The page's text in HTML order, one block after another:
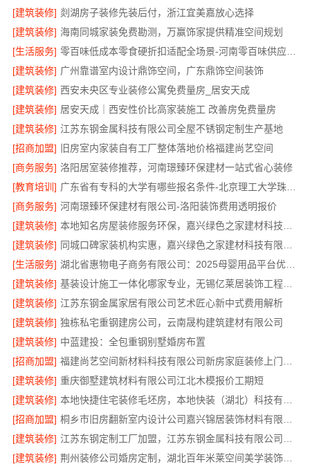
[建筑装修] 剡湖房子装修先装后付，浙江宜美嘉放心选择
[建筑装修] 海南同城家装免费勘测，万赢饰家提供精准空间规划
[生活服务]
零百味低成本零食硬折扣适配全场景-河南零百味供应链有限公司
[建筑装修] 广州靠谱室内设计鼎饰空间，广东鼎饰空间装饰
[建筑装修] 西安未央区专业装修公寓免费量房_居安天成
[建筑装修] 居安天成｜西安性价比高家装施工 改善房免费量房
[建筑装修] 江苏东钢金属科技有限公司全屋不锈钢定制生产基地
[招商加盟]
旧房室内家装自有工厂整体落地价格福建尚艺空间
[商务服务] 洛阳居室装修推荐，河南璟臻环保建材一站式省心装修
[教育培训]
广东省有专科的大学有哪些报名条件-北京理工大学珠海学院继教院
[商务服务] 河南璟臻环保建材有限公司-洛阳装饰费用透明报价
[建筑装修]
[建筑装修]
[生活服务]
湖北省惠物电子商务有限公司：2025母婴用品平台优缺点分析
[建筑装修]
基装设计施工一体化哪家专业，无锡亿莱居装饰工程材料有限公司
[建筑装修] 江苏东钢金属家居有限公司艺术匠心新中式费用解析
[建筑装修] 独栋私宅重钢建房公司，云南晟构建筑建材有限公司
[建筑装修] 中蓝建投：全包重钢别墅婚房布置
[招商加盟]
[建筑装修] 重庆御墅建筑材料有限公司江北木模报价工期短
[建筑装修]
[招商加盟]
[建筑装修]
[建筑装修]
荆州装修公司婚房定制，湖北百年米莱空间美学装饰材料有限公司专属设计方案